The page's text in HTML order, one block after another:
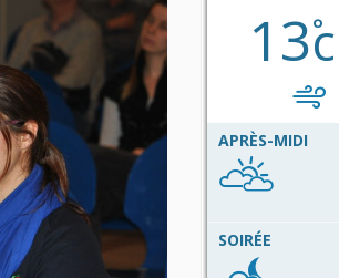
13c
APRÈS-MIDI
SOIRÉE